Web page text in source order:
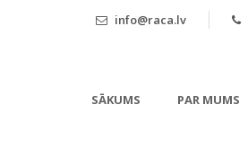
info@raca.lv
SĀKUMS PAR MUMS